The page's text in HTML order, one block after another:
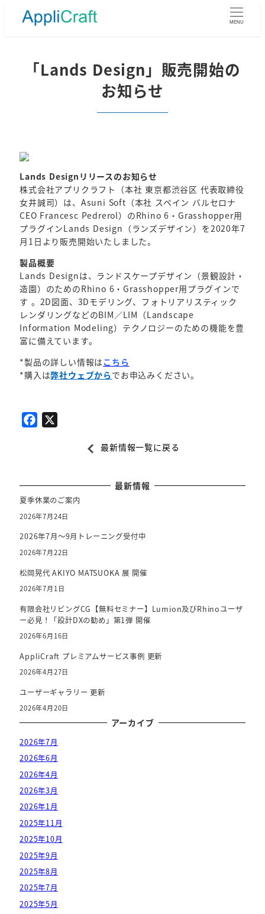
MENU
「Lands Design」販売開始の
お知らせ
Lands Designリリースのお知らせ
株式会社アプリクラフト（本社 東京都渋谷区 代表取締役
女井誠司）は、Asuni Soft（本社 スペイン バルセロナ
CEO Francesc Pedrerol）のRhino 6・Grasshopper用
プラグインLands Design（ランズデザイン）を2020年7
月1日より販売開始いたしました。
製品概要
Lands Designは、ランドスケープデザイン（景観設計・
造園）のためのRhino 6・Grasshopper用プラグインで
す 。2D図面、3Dモデリング、フォトリアリスティック
レンダリングなどのBIM／LIM（Landscape
Information Modeling）テクノロジーのための機能を豊
富に備えています。
*製品の詳しい情報は こちら
*購入は弊社ウェブからでお申込みください。
o
o
最新情報一覧に戻る
最新情報
夏季休業のご案内
2026年7月24日
2026年7月～9月トレーニング受付中
2026年7月22日
松岡晃代 AKIYO MATSUOKA 展 開催
2026年7月1日
有限会社リビングCG【無料セミナー】Lumion及びRhinoユーザ
ー必見！「設計DXの勧め」第1弾 開催
2026年6月16日
AppliCraft プレミアムサービス事例 更新
2026年4月27日
ユーザーギャラリー 更新
2026年4月20日
アーカイブ
2026年7月
2026年6月
2026年4月
2026年3月
2026年1月
2025年11月
2025年10月
2025年9月
2025年8月
2025年7月
2025年5月